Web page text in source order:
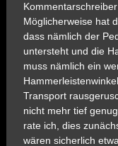
Möglicherweise hat
dass nämlich der
untersteht und die
muss nämlich ein
Transport
nicht mehr tief
rate ich, dies
wären sicherlich